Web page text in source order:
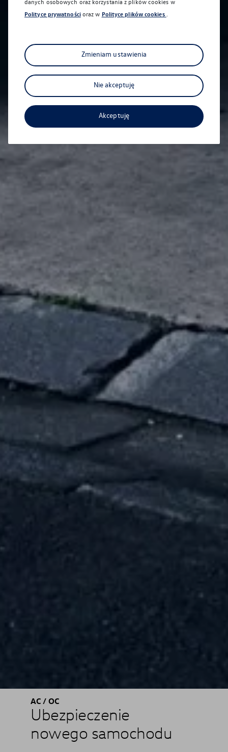
Na skróty
Dostępne od ręki
Nasze samochody nowe
AC / OC
Ubezpieczenie
nowego samochodu
danych osobowych oraz korzystania z plików cookies w
Polityce prywatnościoraz w Polityce plików cookies .
Zmieniam ustawienia
Nie akceptuję
Akceptuję